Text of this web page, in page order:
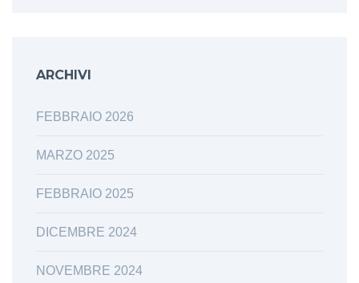
ARCHIVI
FEBBRAIO 2026
MARZO 2025
FEBBRAIO 2025
DICEMBRE 2024
NOVEMBRE 2024